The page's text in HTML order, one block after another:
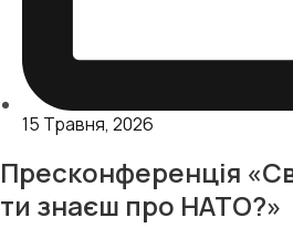
15 Травня, 2026
Пресконференція
ти знаєш про НАТО?»